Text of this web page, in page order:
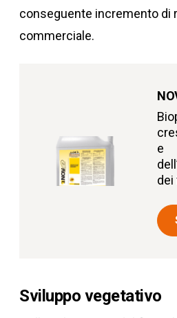
conseguente incremento di
commerciale.
e
Sviluppo vegetativo